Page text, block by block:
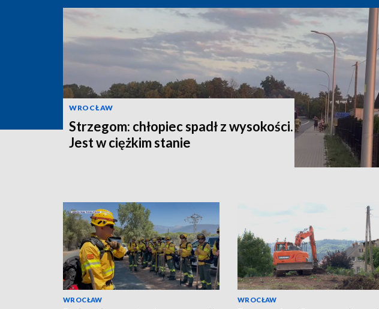
WROCŁAW
Strzegom: chłopiec spadł z wysokości.
Jest w ciężkim stanie
WROCŁAW WROCŁAW